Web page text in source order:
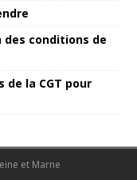
des conditions de
de la CGT pour
et Marne